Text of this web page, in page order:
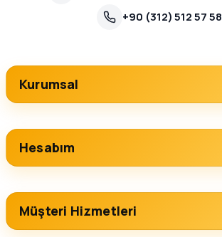
+90 (312) 512 57 58
Kurumsal
Hesabım
Müşteri Hizmetleri